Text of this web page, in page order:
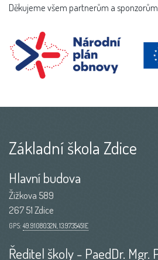
Děkujeme všem partnerům a
Základní škola Zdice
Hlavní budova
Žižkova 589
267 51 Zdice
GPS: 49.9108032N, 13.9735451E
Ředitel školy - PaedDr. Mgr.